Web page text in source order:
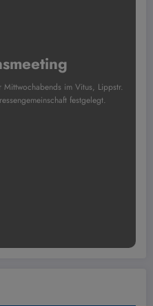
Mittwochabends im Vitus, Lippstr.
festgelegt.